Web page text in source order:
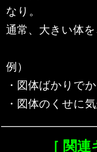
なり。
通常、大きい体を
例）
・図体ばかりで
・図体のくせに
［ 関